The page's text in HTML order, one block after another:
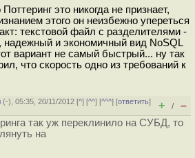
это никогда не признает,
этого он неизбежно упереться
текстовой файл с разделителями -
надежный и экономичный вид NoSQL
вариант не самый быстрый... ну так
что скорость одно из требований к
(-), 05:35, 20/11/2012 [^] [^^] [^^^] [ответить]
+ / –
так уж переклинило на СУБД, то
на